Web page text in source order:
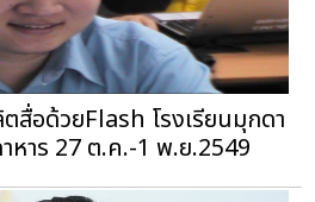
สื่อด้วยFlash โรงเรียนมุกดา
หาร 27 ต.ค.-1 พ.ย.2549